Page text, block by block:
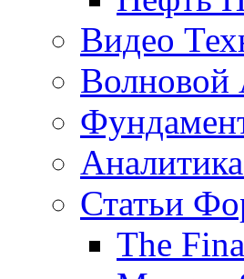
Видео
Волновой
Статьи
The